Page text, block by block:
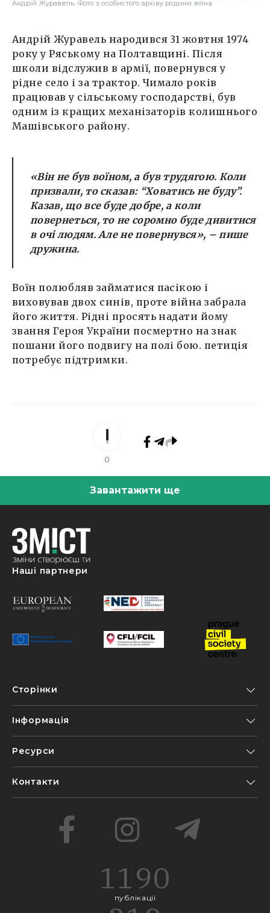
Андрій Журавель. Фото з особистого архіву родини воїна
Андрій Журавель народився 31 жовтня 1974
року у Ряському на Полтавщині. Після
школи відслужив в армії, повернувся у
рідне село і за трактор. Чимало років
працював у сільському господарстві, був
одним із кращих механізаторів колишнього
Машівського району.
«Він не був воїном, а був трудягою. Коли
призвали, то сказав: “Ховатись не буду”.
Казав, що все буде добре, а коли
повернеться, то не соромно буде дивитися
в очі людям. Але не повернувся», – пише
дружина.
Воїн полюбляв займатися пасікою і
виховував двох синів, проте війна забрала
його життя. Рідні просять надати йому
звання Героя України посмертно на знак
пошани його подвигу на полі бою. петиція
потребує підтримки.
0
Завантажити ще
Наші партнери
Сторінки
Інформація
Ресурси
Контакти
1190
публікації